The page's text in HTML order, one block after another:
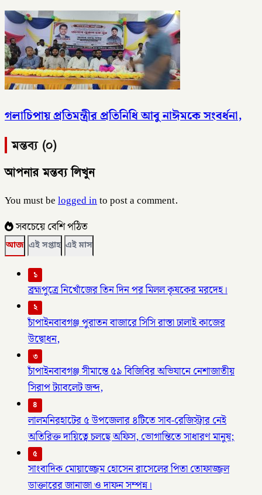
গলাচিপায় প্রতিমন্ত্রীর প্রতিনিধি আবু নাঈমকে সংবর্ধনা,
মন্তব্য (০)
আপনার মন্তব্য লিখুন
You must belogged into post a comment.
সবচেয়ে বেশি পঠিত
আজ এই সপ্তাহ এই মাস
১
ব্রহ্মপুত্রে নিখোঁজের তিন দিন পর মিলল কৃষকের মরদেহ।
২
চাঁপাইনবাবগঞ্জ পুরাতন বাজারে সিসি রাস্তা ঢালাই কাজের
উদ্বোধন,
৩
চাঁপাইনবাবগঞ্জ সীমান্তে ৫৯ বিজিবির অভিযানে নেশাজাতীয়
সিরাপ ট্যাবলেট জব্দ,
৪
লালমনিরহাটের ৫ উপজেলার ৪টিতে সাব-রেজিস্ট্রার নেই
অতিরিক্ত দায়িত্বে চলছে অফিস, ভোগান্তিতে সাধারণ মানুষ;
৫
সাংবাদিক মোয়াজ্জেম হোসেন রাসেলের পিতা তোফাজ্জল
ডাক্তারের জানাজা ও দাফন সম্পন্ন।